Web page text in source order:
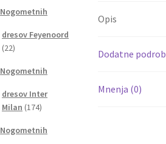
Opis
Dodatne
Mnenja (0)
Nogometnih
dresov Feyenoord
2222
Nogometnih
dresov Inter
Milan 174174
Nogometnih